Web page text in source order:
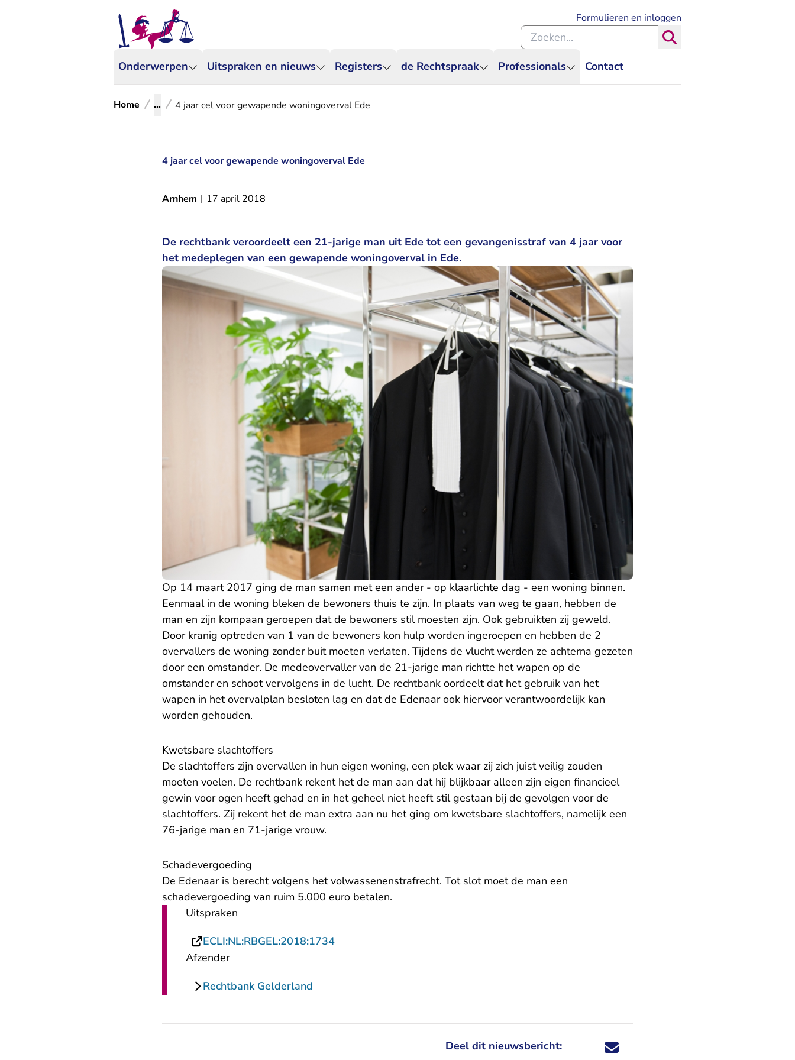
Onderwerpen Uitspraken en nieuws Registers de Rechtspraak Professionals Contact
Formulieren en inloggen
Zoeken binnen de Rechtspraak
Home ... 4 jaar cel voor gewapende woningoverval Ede
4 jaar cel voor gewapende woningoverval Ede
Arnhem | 17 april 2018
De rechtbank veroordeelt een 21-jarige man uit Ede tot een gevangenisstraf van 4 jaar voor
het medeplegen van een gewapende woningoverval in Ede.
Op 14 maart 2017 ging de man samen met een ander - op klaarlichte dag - een woning binnen.
Eenmaal in de woning bleken de bewoners thuis te zijn. In plaats van weg te gaan, hebben de
man en zijn kompaan geroepen dat de bewoners stil moesten zijn. Ook gebruikten zij geweld.
Door kranig optreden van 1 van de bewoners kon hulp worden ingeroepen en hebben de 2
overvallers de woning zonder buit moeten verlaten. Tijdens de vlucht werden ze achterna gezeten
door een omstander. De medeovervaller van de 21-jarige man richtte het wapen op de
omstander en schoot vervolgens in de lucht. De rechtbank oordeelt dat het gebruik van het
wapen in het overvalplan besloten lag en dat de Edenaar ook hiervoor verantwoordelijk kan
worden gehouden.
Kwetsbare slachtoffers
De slachtoffers zijn overvallen in hun eigen woning, een plek waar zij zich juist veilig zouden
moeten voelen. De rechtbank rekent het de man aan dat hij blijkbaar alleen zijn eigen financieel
gewin voor ogen heeft gehad en in het geheel niet heeft stil gestaan bij de gevolgen voor de
slachtoffers. Zij rekent het de man extra aan nu het ging om kwetsbare slachtoffers, namelijk een
76-jarige man en 71-jarige vrouw.
Schadevergoeding
De Edenaar is berecht volgens het volwassenenstrafrecht. Tot slot moet de man een
schadevergoeding van ruim 5.000 euro betalen.
Uitspraken
ECLI:NL:RBGEL:2018:1734- U verlaat Rechtspraak.nl
Afzender
Rechtbank Gelderland
Deel dit nieuwsbericht: Deel dit nieuwsbericht via X - U verlaat
Deel dit nieuwsbericht via Facebook - U
Deel dit nieuwsbericht via e-mail
Deel dit nieuwsbericht via LinkedIn - U